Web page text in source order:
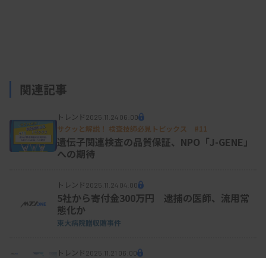
ない。他のタイプの抗菌薬で対応するが、新生児に
る。
関連記事
トレンド 2025.11.24 06:00
サクッと解説！ 検査技師必見トピックス #11
遺伝子関連検査の品質保証、NPO「J-GENE」
への期待
トレンド 2025.11.24 04:00
5社から寄付金300万円 逮捕の医師、流用常
態化か
東大病院贈収賄事件
トレンド 2025.11.21 06:00